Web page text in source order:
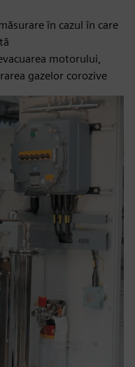
în cazul în care
motorului,
gazelor corozive